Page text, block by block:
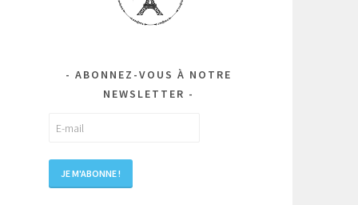
ABONNEZ-VOUS À NOTRE
NEWSLETTER